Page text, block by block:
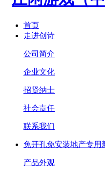
首页
走进创诗
公司简介
企业文化
招贤纳士
社会责任
联系我们
免开孔免安装地产专用
产品外观